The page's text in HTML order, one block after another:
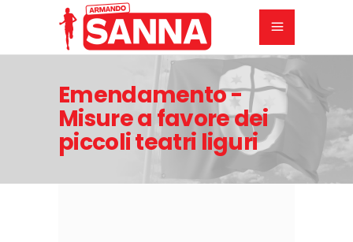
Emendamento -
Misure a favore dei
piccoli teatri liguri